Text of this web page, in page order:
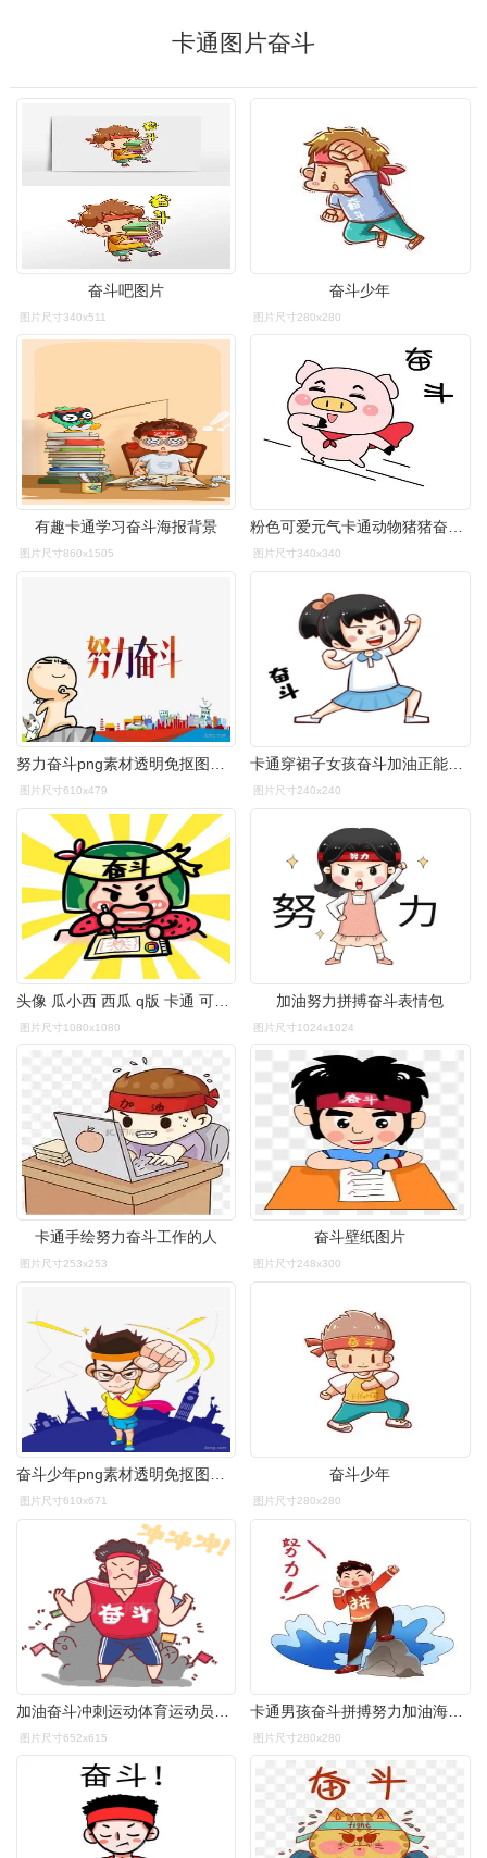
卡通图片奋斗
奋斗吧图片
图片尺寸340x511
奋斗少年
图片尺寸280x280
有趣卡通学习奋斗海报背景
图片尺寸860x1505
粉色可爱元气卡通动物猪猪奋斗gif图
图片尺寸340x340
图片尺寸610x479 图片尺寸240x240
图片尺寸1080x1080
加油努力拼搏奋斗表情包
图片尺寸1024x1024
卡通手绘努力奋斗工作的人
图片尺寸253x253
奋斗壁纸图片
图片尺寸248x300
图片尺寸610x671
奋斗少年
图片尺寸280x280
图片尺寸652x615 图片尺寸280x280